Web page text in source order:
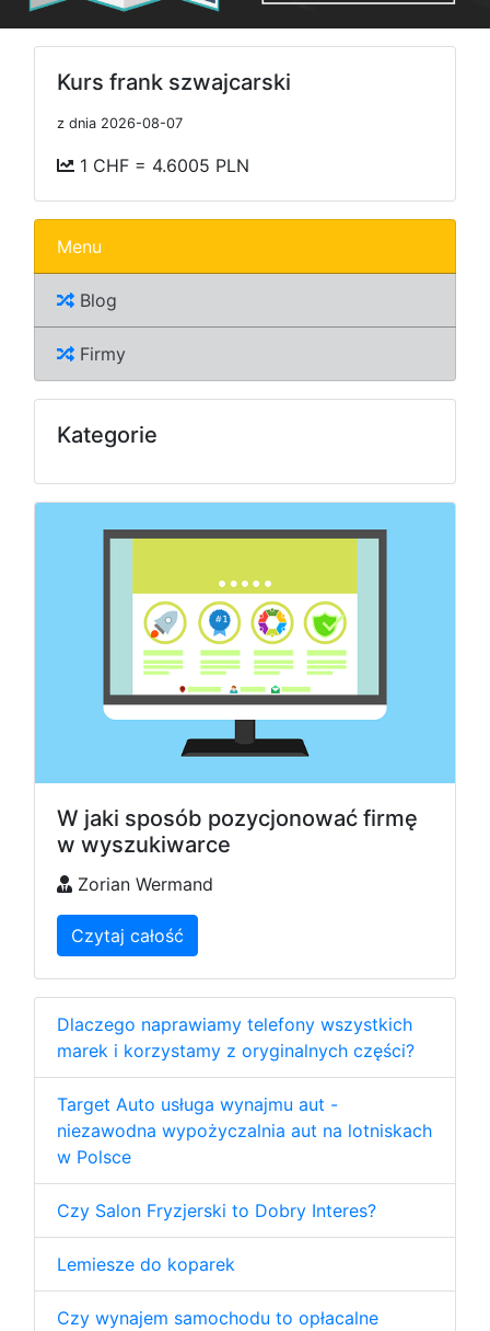
Kurs frank szwajcarski
z dnia 2026-08-07
1 CHF = 4.6005 PLN
Menu
Blog
Firmy
Kategorie
W jaki sposób pozycjonować firmę
w wyszukiwarce
Zorian Wermand
Czytaj całość
Dlaczego naprawiamy telefony wszystkich
marek i korzystamy z oryginalnych części?
Target Auto usługa wynajmu aut -
niezawodna wypożyczalnia aut na lotniskach
w Polsce
Czy Salon Fryzjerski to Dobry Interes?
Lemiesze do koparek
Czy wynajem samochodu to opłacalne